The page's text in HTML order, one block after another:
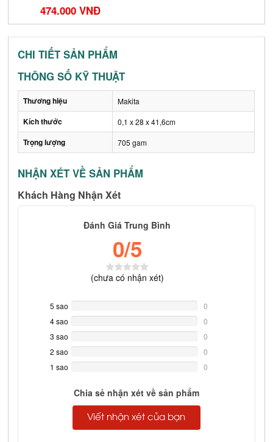
474.000 VNĐ
CHI TIẾT SẢN PHẨM
THÔNG SỐ KỸ THUẬT
Thương hiệu Makita
Kích thước 0,1 x 28 x 41,6cm
Trọng lượng 705 gam
NHẬN XÉT VỀ SẢN PHẨM
Khách Hàng Nhận Xét
Đánh Giá Trung Bình
0/5
(chưa có nhận xét)
5 sao
Complete
0
4 sao
Complete
0
3 sao
Complete
0
2 sao
Complete
0
1 sao
0
Chia sẻ nhận xét về sản phẩm
Viết nhận xét của bạn